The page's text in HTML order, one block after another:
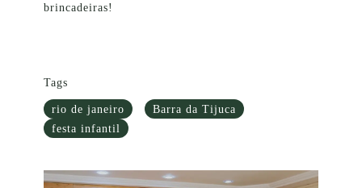
brincadeiras!
Tags
rio de janeiro
Barra da Tijuca
festa infantil